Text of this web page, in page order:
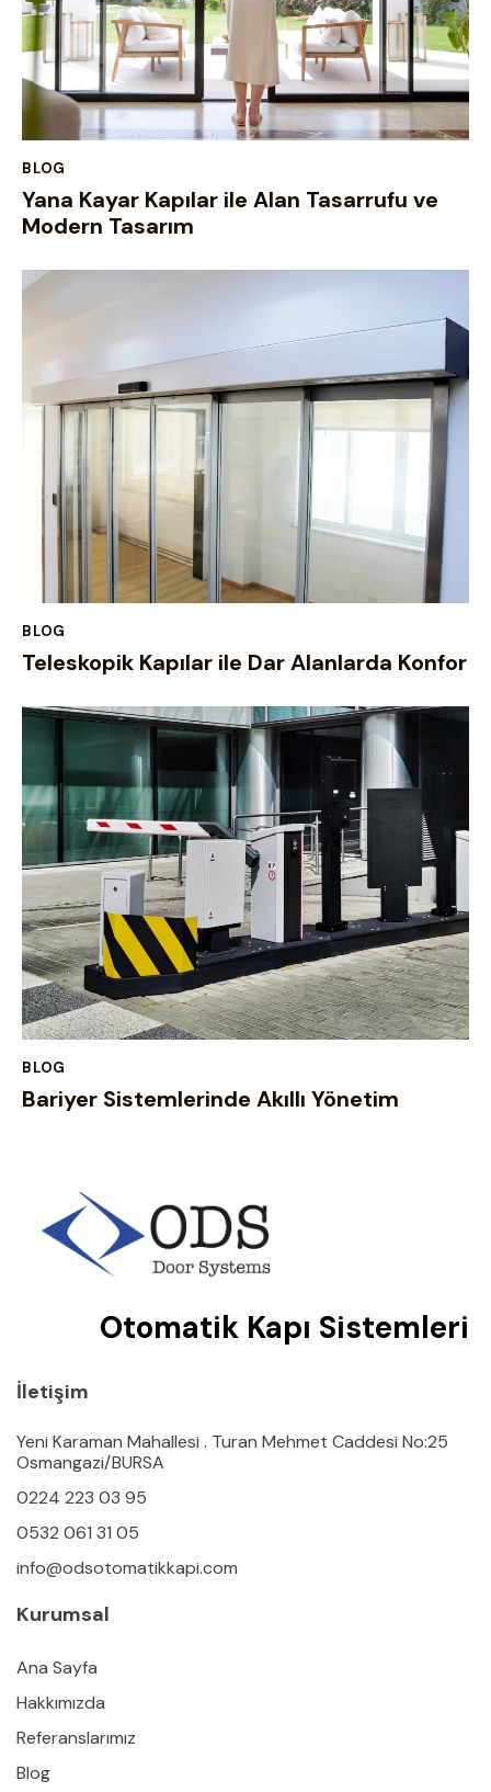
BLOG
Yana Kayar Kapılar ile Alan Tasarrufu ve
Modern Tasarım
BLOG
Teleskopik Kapılar ile Dar Alanlarda Konfor
BLOG
Bariyer Sistemlerinde Akıllı Yönetim
Otomatik Kapı Sistemleri
İletişim
Yeni Karaman Mahallesi . Turan Mehmet Caddesi No:25
Osmangazi/BURSA
0224 223 03 95
0532 061 31 05
info@odsotomatikkapi.com
Kurumsal
Ana Sayfa
Hakkımızda
Referanslarımız
Blog